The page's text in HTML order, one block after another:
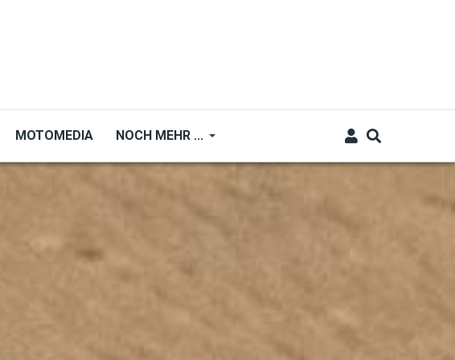
MOTOMEDIA NOCH MEHR ...